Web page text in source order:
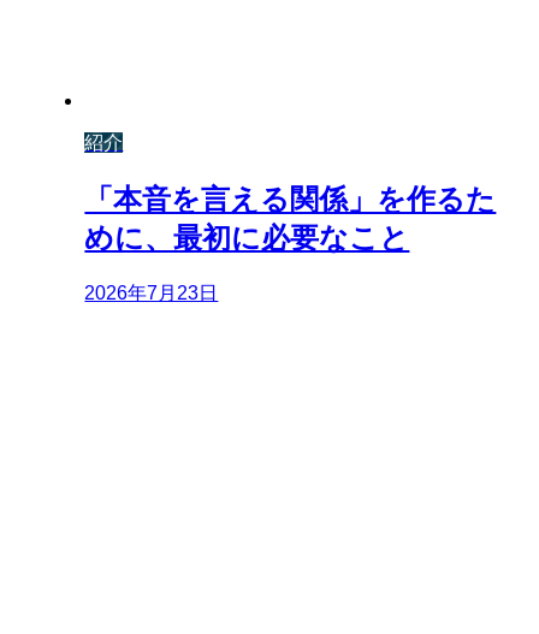
紹介
「本音を言える関係」を作るた
めに、最初に必要なこと
2026年7月23日